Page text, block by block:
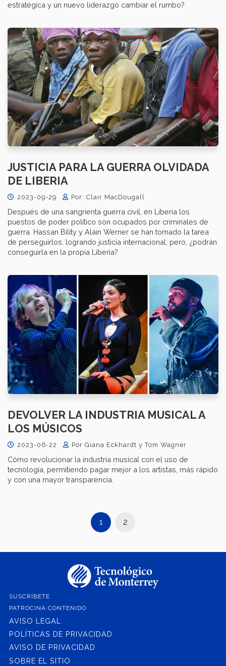
estratégica y un nuevo liderazgo cambiar el rumbo?
JUSTICIA PARA LA GUERRA OLVIDADA
DE LIBERIA
2023-09-29 Por: Clair MacDougall
Después de una sangrienta guerra civil, en Liberia los
puestos de poder político son ocupados por criminales de
guerra. Hassan Bility y Alain Werner se han tomado la tarea
de perseguirlos, logrando justicia internacional; pero, ¿podrán
conseguirla en la propia Liberia?
DEVOLVER LA INDUSTRIA MUSICAL A
LOS MÚSICOS
2023-06-22 Por Giana Eckhardt y Tom Wagner
Cómo revolucionar la industria musical con el uso de
tecnología, permitiendo pagar mejor a los artistas, más rápido
y con una mayor transparencia.
1 2
SUSCRÍBETE
PATROCINA CONTENIDO
AVISO LEGAL
POLÍTICAS DE PRIVACIDAD
AVISO DE PRIVACIDAD
SOBRE EL SITIO